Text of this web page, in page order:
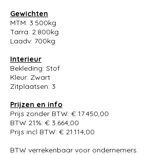
Gewichten
MTM: 3.500kg
Tarra: 2.800kg
Laadv: 700kg
Interieur
Bekleding: Stof
Kleur: Zwart
Zitplaatsen: 3
Prijzen en info
Prijs zonder BTW: € 17.450,00
BTW 21%: € 3.664,00
Prijs incl BTW: € 21.114,00
BTW verrekenbaar voor ondernemers.